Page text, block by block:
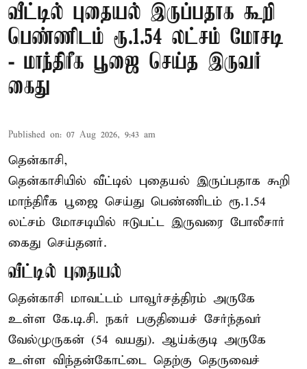
வீட்டில் புதையல் இருப்பதாக கூறி
பெண்ணிடம் ரூ.1.54 லட்சம் மோசடி
- மாந்திரீக பூஜை செய்த இருவர்
கைது
Published on: 07 Aug 2026, 9:43 am
தென்காசி,
தென்காசியில் வீட்டில் புதையல் இருப்பதாக கூறி
மாந்திரீக பூஜை செய்து பெண்ணிடம் ரூ.1.54
லட்சம் மோசடியில் ஈடுபட்ட இருவரை போலீசார்
கைது செய்தனர்.
வீட்டில் புதையல்
தென்காசி மாவட்டம் பாவூர்சத்திரம் அருகே
உள்ள கே.டி.சி. நகர் பகுதியைச் சேர்ந்தவர்
வேல்முருகன் (54 வயது). ஆய்க்குடி அருகே
உள்ள விந்தன்கோட்டை தெற்கு தெருவைச்